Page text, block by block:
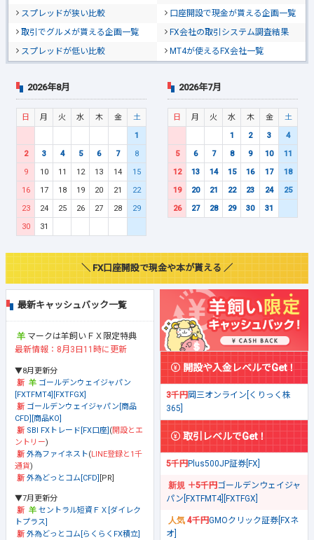
スプレッドが狭い比較
口座開設で現金が貰える企画一覧
取引でグルメが貰える企画一覧
FX会社の取引システム調査結果
スプレッドが低い比較
MT4が使えるFX会社一覧
2026年8月
日 月 火 水 木 金
土
1
2
3 4 5 6 7
8
9
10 11 12 13 14
15
16
17 18 19 20 21
22
23
24 25 26 27 28
29
30
31
2026年7月
日 月 火 水 木 金
土
1
2 3
4
5
6 7 8 9 10
11
12
13 14 15 16 17
18
19
20 21 22 23 24
25
26
27 28 29 30 31
＼ FX口座開設で現金や本が貰える ／
最新キャッシュバック一覧
マークは羊飼いＦＸ限定特典
最新情報：8月3日11時に更新
▼8月更新分
ゴールデンウェイジャパン
[FXTFMT4][FXTFGX]
ゴールデンウェイジャパン[商品
CFD][商品KO]
SBI FXトレード[FX口座] (開設とエ
ントリー)
外為ファイネスト(LINE登録と1千
通貨)
外為どっとコム[CFD] [PR]
▼7月更新分
セントラル短資ＦＸ[ダイレク
トプラス]
外為どっとコム[らくらくFX積立]
開設や入金レベルでGet！
3千円岡三オンライン[くりっく株
365]
取引レベルでGet！
5千円Plus500JP証券[FX]
＋5千円ゴールデンウェイジャ
パン[FXTFMT4][FXTFGX]
4千円GMOクリック証券[FXネ
オ]